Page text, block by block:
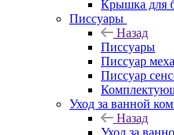
Крышка для
Писсуары
Назад
Писсуары
Писсуар
Писсуар
Уход за ванной
Назад
Уход за